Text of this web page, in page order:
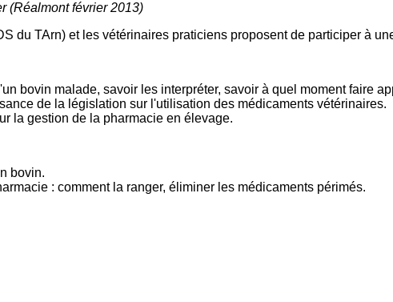
(Réalmont février 2013)
du TArn) et les vétérinaires praticiens proposent de participer à
bovin malade, savoir les interpréter, savoir à quel moment faire
de la législation sur l'utilisation des médicaments vétérinaires.
la gestion de la pharmacie en élevage.
bovin.
: comment la ranger, éliminer les médicaments périmés.